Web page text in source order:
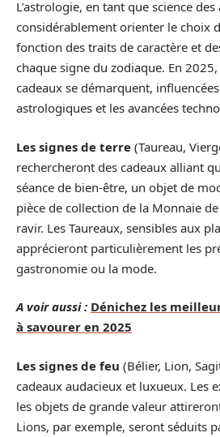
L’astrologie, en tant que science
considérablement orienter le choix
fonction des traits de caractère et
chaque signe du zodiaque. En
cadeaux se démarquent,
astrologiques et les avancées
Les signes de terre (Taureau,
rechercheront des cadeaux alliant
séance de bien-être, un objet de
pièce de collection de la Monnaie
ravir. Les Taureaux, sensibles aux
apprécieront particulièrement les
gastronomie ou la mode.
A voir aussi : Dénichez les
à savourer en 2025
Les signes de feu (Bélier, Lion,
cadeaux audacieux et luxueux. Les
les objets de grande valeur
Lions, par exemple, seront séduits